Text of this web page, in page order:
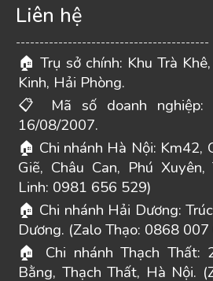
Liên hệ
-----------------------------------------
🏠 Trụ sở chính: Khu Trà
Kinh, Hải Phòng.
📋
Mã số doanh nghiệp:
16/08/2007.
🏠 Chi nhánh Hà Nội: Km42,
Giẽ, Châu Can, Phú
Linh: 0981 656 529)
🏠 Chi nhánh Hải Dương:
Dương. (Zalo Thạo: 0868
🏠 Chi nhánh Thạch Thất:
Bằng, Thạch Thất, Hà Nội.